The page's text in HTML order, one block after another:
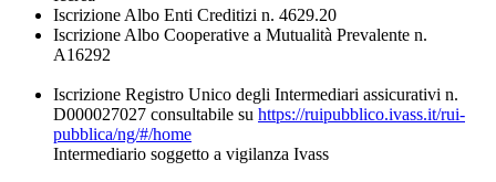
Iscrizione Albo Enti Creditizi n. 4629.20
Iscrizione Albo Cooperative a Mutualità Prevalente n.
A16292
Iscrizione Registro Unico degli Intermediari assicurativi n.
D000027027 consultabile su https://ruipubblico.ivass.it/rui-
pubblica/ng/#/home
Intermediario soggetto a vigilanza Ivass